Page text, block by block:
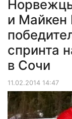
и Майкен
спринта
в Сочи
11.02.2014 14:47